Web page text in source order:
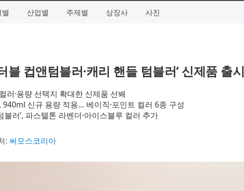
산업별 주제별 상장사 사진
블 컵앤텀블러·캐리 핸들 텀블러’ 신제품 출시
러·용량 선택지 확대한 신제품 선봬
신규 용량 적용… 베이직·포인트 컬러 6종 구성
블러’, 파스텔톤 라벤더·아이스블루 컬러 추가
: 써모스코리아